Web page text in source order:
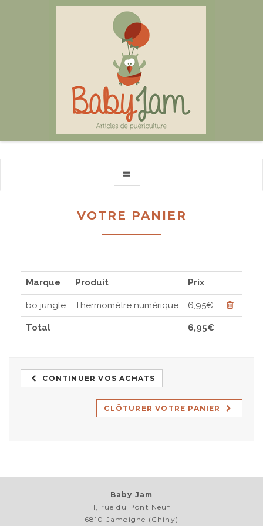
VOTRE PANIER
Marque Produit Prix
bo jungle Thermomètre numérique 6,95€
Total 6,95€
CONTINUER VOS ACHATS
CLÔTURER VOTRE PANIER
Baby Jam
1, rue du Pont Neuf
6810 Jamoigne (Chiny)